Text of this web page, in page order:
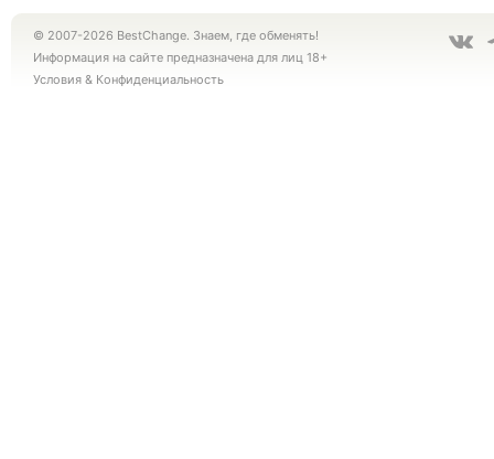
© 2007-2026 BestChange. Знаем, где обменять!
Информация на сайте предназначена для лиц 18+
Условия & Конфиденциальность